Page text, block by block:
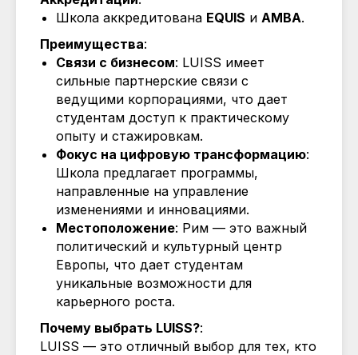
Школа аккредитована EQUIS и AMBA.
Преимущества:
Связи с бизнесом: LUISS имеет
сильные партнерские связи с
ведущими корпорациями, что дает
студентам доступ к практическому
опыту и стажировкам.
Фокус на цифровую трансформацию:
Школа предлагает программы,
направленные на управление
изменениями и инновациями.
Местоположение: Рим — это важный
политический и культурный центр
Европы, что дает студентам
уникальные возможности для
карьерного роста.
Почему выбрать LUISS?:
LUISS — это отличный выбор для тех, кто